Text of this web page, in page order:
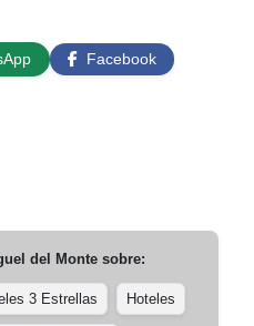
Facebook
del Montesobre:
3 Estrellas Hoteles